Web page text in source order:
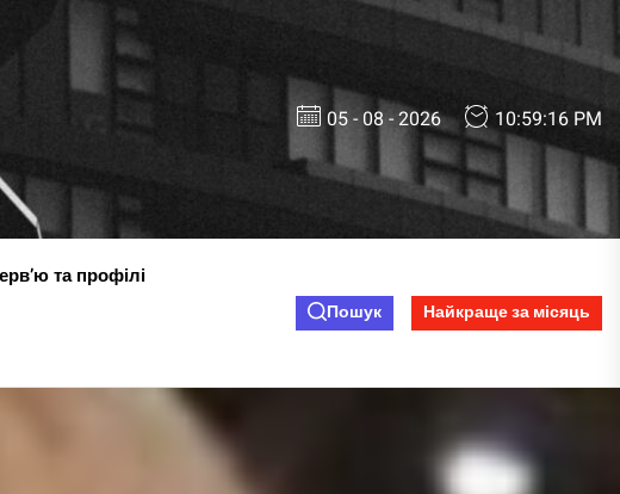
05 - 08 - 2026 10:59:17 PM
та профілі
Пошук Найкраще за місяць